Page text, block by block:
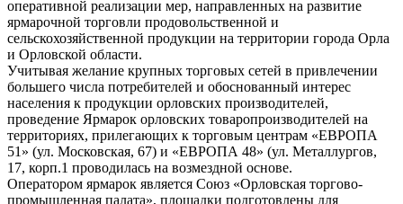
оперативной реализации мер, направленных на развитие
ярмарочной торговли продовольственной и
сельскохозяйственной продукции на территории города Орла
и Орловской области.
Учитывая желание крупных торговых сетей в привлечении
большего числа потребителей и обоснованный интерес
населения к продукции орловских производителей,
проведение Ярмарок орловских товаропроизводителей на
территориях, прилегающих к торговым центрам «ЕВРОПА
51» (ул. Московская, 67) и «ЕВРОПА 48» (ул. Металлургов,
17, корп.1 проводилась на возмездной основе.
Оператором ярмарок является Союз «Орловская торгово-
промышленная палата», площадки подготовлены для